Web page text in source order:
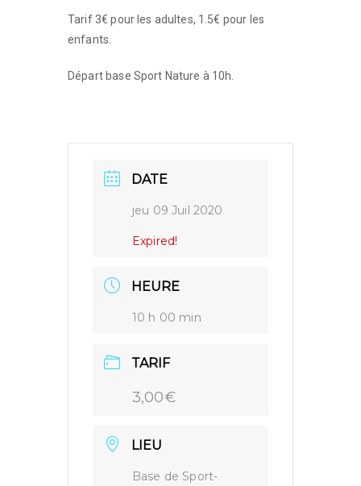
Tarif 3€ pour les adultes, 1.5€ pour les
enfants.
Départ base Sport Nature à 10h.
DATE
jeu 09 Juil 2020
Expired!
HEURE
10 h 00 min
TARIF
3,00€
LIEU
Base de Sport-